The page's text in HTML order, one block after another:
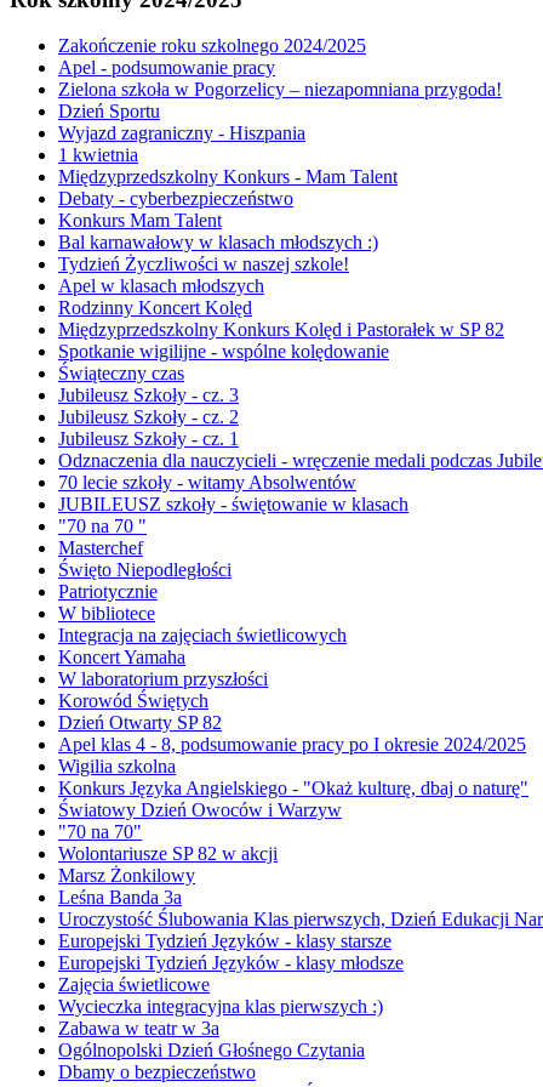
Zakończenie roku szkolnego 2024/2025
Apel - podsumowanie pracy
Zielona szkoła w Pogorzelicy – niezapomniana przygoda!
Dzień Sportu
Wyjazd zagraniczny - Hiszpania
1 kwietnia
Międzyprzedszkolny Konkurs - Mam Talent
Debaty - cyberbezpieczeństwo
Konkurs Mam Talent
Bal karnawałowy w klasach młodszych :)
Tydzień Życzliwości w naszej szkole!
Apel w klasach młodszych
Rodzinny Koncert Kolęd
Międzyprzedszkolny Konkurs Kolęd i Pastorałek w SP 82
Spotkanie wigilijne - wspólne kolędowanie
Świąteczny czas
Jubileusz Szkoły - cz. 3
Jubileusz Szkoły - cz. 2
Jubileusz Szkoły - cz. 1
Odznaczenia dla nauczycieli - wręczenie medali podczas
70 lecie szkoły - witamy Absolwentów
JUBILEUSZ szkoły - świętowanie w klasach
"70 na 70 "
Masterchef
Święto Niepodległości
Patriotycznie
W bibliotece
Integracja na zajęciach świetlicowych
Koncert Yamaha
W laboratorium przyszłości
Korowód Świętych
Dzień Otwarty SP 82
Apel klas 4 - 8, podsumowanie pracy po I okresie 2024/2025
Wigilia szkolna
Konkurs Języka Angielskiego - "Okaż kulturę, dbaj o naturę"
Światowy Dzień Owoców i Warzyw
"70 na 70"
Wolontariusze SP 82 w akcji
Marsz Żonkilowy
Leśna Banda 3a
Uroczystość Ślubowania Klas pierwszych, Dzień Edukacji
Europejski Tydzień Języków - klasy starsze
Europejski Tydzień Języków - klasy młodsze
Zajęcia świetlicowe
Wycieczka integracyjna klas pierwszych :)
Zabawa w teatr w 3a
Ogólnopolski Dzień Głośnego Czytania
Dbamy o bezpieczeństwo